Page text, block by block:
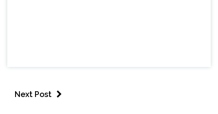
Next Post